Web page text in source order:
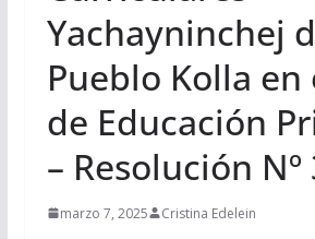
Yachayninchej
Pueblo Kolla en
de Educación
– Resolución Nº
marzo 7, 2025 Cristina Edelein